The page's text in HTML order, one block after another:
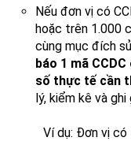
Nếu đơn vị có
hoặc trên 1.000
cùng mục đích
báo 1 mã
số thực tế cần
lý, kiểm kê và ghi
Ví dụ: Đơn vị có